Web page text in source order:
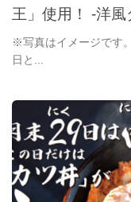
王」使用！ -洋
※写真はイメージです
日と...